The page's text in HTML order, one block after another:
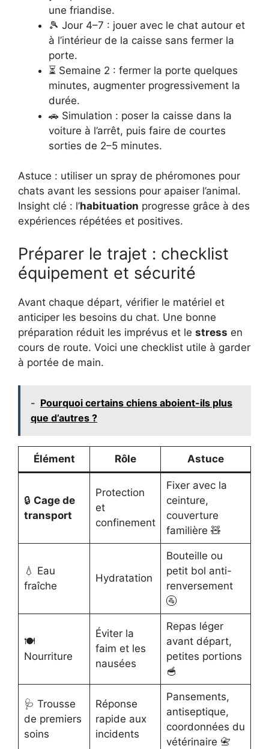
une friandise.
🎾 Jour 4–7 : jouer avec le chat autour et
à l’intérieur de la caisse sans fermer la
porte.
⏳ Semaine 2 : fermer la porte quelques
minutes, augmenter progressivement la
durée.
🚗 Simulation : poser la caisse dans la
voiture à l’arrêt, puis faire de courtes
sorties de 2–5 minutes.
Astuce : utiliser un spray de phéromones pour
chats avant les sessions pour apaiser l’animal.
Insight clé : l’habituation progresse grâce à des
expériences répétées et positives.
Préparer le trajet : checklist
équipement et sécurité
Avant chaque départ, vérifier le matériel et
anticiper les besoins du chat. Une bonne
préparation réduit les imprévus et le stress en
cours de route. Voici une checklist utile à garder
à portée de main.
- Pourquoi certains chiens aboient-ils plus
que d’autres ?
Élément Rôle Astuce
🔒 Cage de
transport
Protection
et
confinement
Fixer avec la
ceinture,
couverture
familière 🧸
💧 Eau
fraîche
Hydratation
Bouteille ou
petit bol anti-
renversement
🚰
🍽️
Nourriture
Éviter la
faim et les
nausées
Repas léger
avant départ,
petites portions
🥣
🩺 Trousse
de premiers
soins
Réponse
rapide aux
incidents
Pansements,
antiseptique,
coordonnées du
vétérinaire 📇